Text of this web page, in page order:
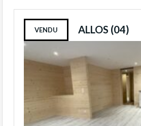
VENDU ALLOS (04)